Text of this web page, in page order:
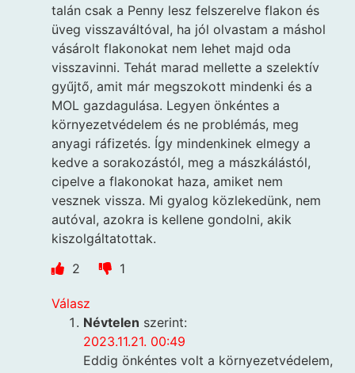
talán csak a Penny lesz felszerelve flakon és
üveg visszaváltóval, ha jól olvastam a máshol
vásárolt flakonokat nem lehet majd oda
visszavinni. Tehát marad mellette a szelektív
gyűjtő, amit már megszokott mindenki és a
MOL gazdagulása. Legyen önkéntes a
környezetvédelem és ne problémás, meg
anyagi ráfizetés. Így mindenkinek elmegy a
kedve a sorakozástól, meg a mászkálástól,
cipelve a flakonokat haza, amiket nem
vesznek vissza. Mi gyalog közlekedünk, nem
autóval, azokra is kellene gondolni, akik
kiszolgáltatottak.
2
1
Válasz
Névtelen szerint:
2023.11.21. 00:49
Eddig önkéntes volt a környezetvédelem,